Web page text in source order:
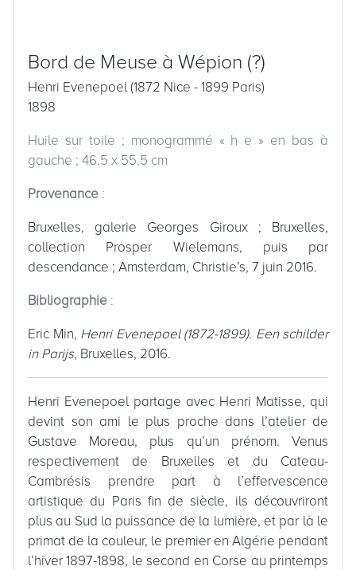
Bord de Meuse à Wépion (?)
Henri Evenepoel (1872 Nice - 1899 Paris)
1898
Huile sur toile ; monogrammé « h e » en bas à
gauche ; 46,5 x 55,5 cm
Provenance :
Bruxelles, galerie Georges Giroux ; Bruxelles,
collection Prosper Wielemans, puis par
descendance ; Amsterdam, Christie’s, 7 juin 2016.
Bibliographie :
Eric Min, Henri Evenepoel (1872-1899). Een schilder
in Parijs, Bruxelles, 2016.
Henri Evenepoel partage avec Henri Matisse, qui
devint son ami le plus proche dans l’atelier de
Gustave Moreau, plus qu’un prénom. Venus
respectivement de Bruxelles et du Cateau-
Cambrésis prendre part à l’effervescence
artistique du Paris fin de siècle, ils découvriront
plus au Sud la puissance de la lumière, et par là le
primat de la couleur, le premier en Algérie pendant
l’hiver 1897-1898, le second en Corse au printemps